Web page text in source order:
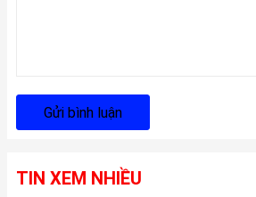
Gửi bình luận
TIN XEM NHIỀU